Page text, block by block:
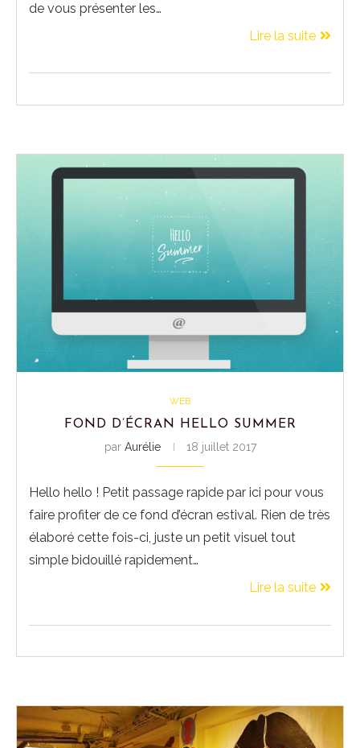
de vous présenter les…
Lire la suite
WEB
FOND D’ÉCRAN HELLO SUMMER
par Aurélie 18 juillet 2017
Hello hello ! Petit passage rapide par ici pour vous
faire profiter de ce fond d’écran estival. Rien de très
élaboré cette fois-ci, juste un petit visuel tout
simple bidouillé rapidement…
Lire la suite